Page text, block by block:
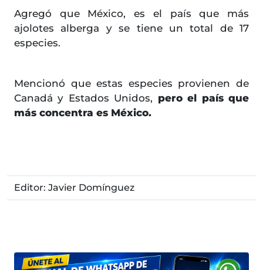
Agregó que México, es el país que más
ajolotes alberga y se tiene un total de 17
especies.
Mencionó que estas especies provienen de
Canadá y Estados Unidos, pero el país que
más concentra es México.
Editor: Javier Domínguez